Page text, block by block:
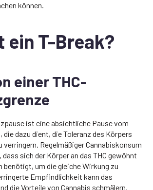
können.
ein T-Break?
einer THC-
ist eine absichtliche Pause vom
die dazu dient, die Toleranz des Körpers
verringern. Regelmäßiger Cannabiskonsum
dass sich der Körper an das THC gewöhnt
benötigt, um die gleiche Wirkung zu
Empfindlichkeit kann das
die Vorteile von Cannabis schmälern.